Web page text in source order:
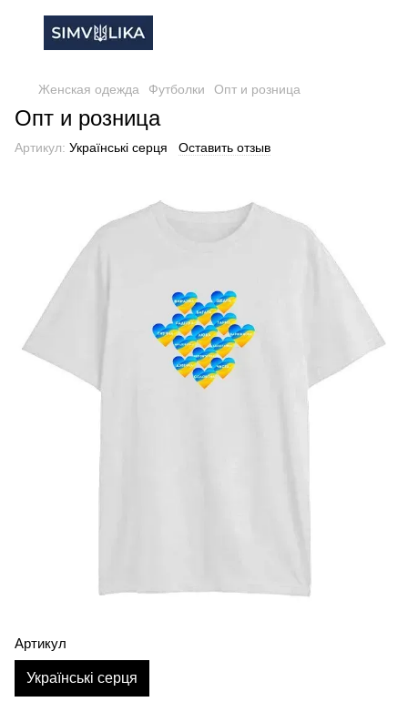
Женская одежда Футболки Опт и розница
Опт и розница
Артикул: Українські серця Оставить отзыв
Артикул
Українські серця